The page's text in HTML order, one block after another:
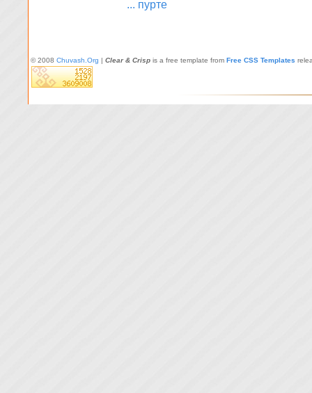
... пурте
© 2008 Chuvash.Org | Clear & Crisp is a free template from Free CSS Templates